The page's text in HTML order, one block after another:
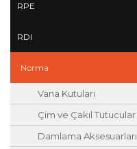
RPE
RDI
Norma
Vana Kutuları
Çim ve Çakıl Tutucular
Damlama Aksesuarları